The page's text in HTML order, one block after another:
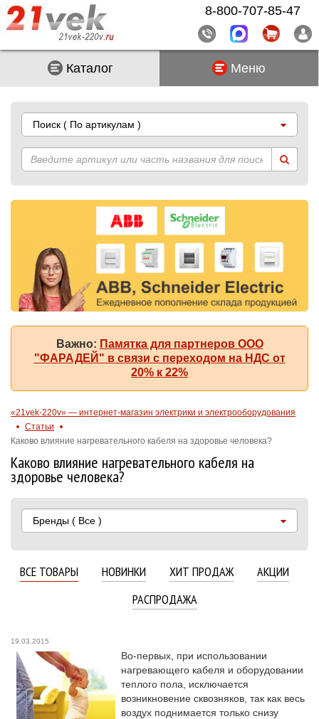
Каталог Меню
Поиск ( По артикулам )
Важно: Памятка для партнеров ООО
"ФАРАДЕЙ" в связи с переходом на НДС от
20% к 22%
«21vek-220v» — интернет-магазин электрики и электрооборудования
Статьи
Каково влияние нагревательного кабеля на здоровье человека?
Каково влияние нагревательного кабеля на
здоровье человека?
Бренды ( Все )
ВСЕ ТОВАРЫ НОВИНКИ ХИТ ПРОДАЖ
АКЦИИ
РАСПРОДАЖА
19.03.2015
Во-первых, при использовании
нагревающего кабеля и оборудовании
теплого пола, исключается
возникновение сквозняков, так как весь
воздух поднимается только снизу
8-800-707-85-47